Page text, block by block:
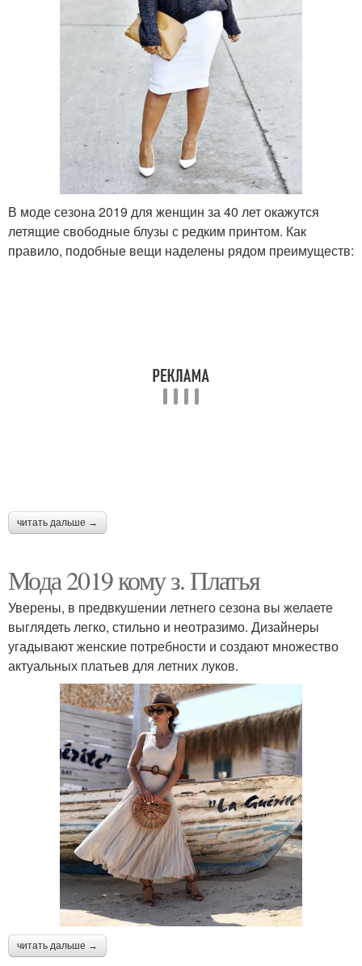
В моде сезона 2019 для женщин за 40 лет окажутся
летящие свободные блузы с редким принтом. Как
правило, подобные вещи наделены рядом преимуществ:
читать дальше →
Мода 2019 кому з. Платья
Уверены, в предвкушении летнего сезона вы желаете
выглядеть легко, стильно и неотразимо. Дизайнеры
угадывают женские потребности и создают множество
актуальных платьев для летних луков.
читать дальше →